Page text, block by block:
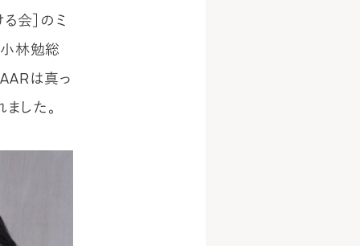
会］のミ
林勉総
は真っ
した。